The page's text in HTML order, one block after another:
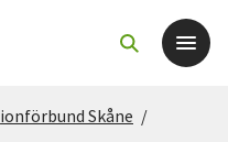
Skåne /